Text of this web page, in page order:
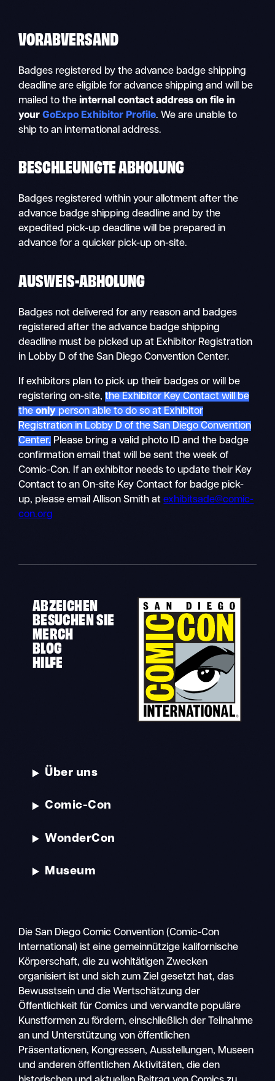
VORABVERSAND
Badges registered by the advance badge shipping
deadline are eligible for advance shipping and will be
mailed to theinternal contact address on file in
your GoExpo Exhibitor Profile. We are unable to
ship to an international address.
BESCHLEUNIGTE ABHOLUNG
Badges registered within your allotment after the
advance badge shipping deadline and by the
expedited pick-up deadline will be prepared in
advance for a quicker pick-up on-site.
AUSWEIS-ABHOLUNG
Badges not delivered for any reason and badges
registered after the advance badge shipping
deadline must be picked up at Exhibitor Registration
in Lobby D of the San Diego Convention Center.
If exhibitors plan to pick up their badges or will be
registering on-site,the Exhibitor Key Contact will be
theonly person able to do so at Exhibitor
Registration in Lobby D of the San Diego Convention
Center. Please bring a valid photo ID and the badge
confirmation email that will be sent the week of
Comic-Con. If an exhibitor needs to update their Key
Contact to an On-site Key Contact for badge pick-
up, please email Allison Smith atexhibitsade@comic-
con.org
ABZEICHEN
BESUCHEN SIE
MERCH
BLOG
HILFE
Über uns
Comic-Con
WonderCon
Museum
Die San Diego Comic Convention (Comic-Con
International) ist eine gemeinnützige kalifornische
Körperschaft, die zu wohltätigen Zwecken
organisiert ist und sich zum Ziel gesetzt hat, das
Bewusstsein und die Wertschätzung der
Öffentlichkeit für Comics und verwandte populäre
Kunstformen zu fördern, einschließlich der Teilnahme
an und Unterstützung von öffentlichen
Präsentationen, Kongressen, Ausstellungen, Museen
und anderen öffentlichen Aktivitäten, die den